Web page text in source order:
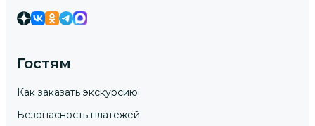
Гостям
Как заказать экскурсию
Безопасность платежей